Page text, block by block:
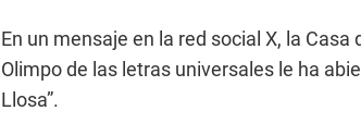
En un mensaje en la red social X, la Casa
Olimpo de las letras universales le ha
Llosa”.